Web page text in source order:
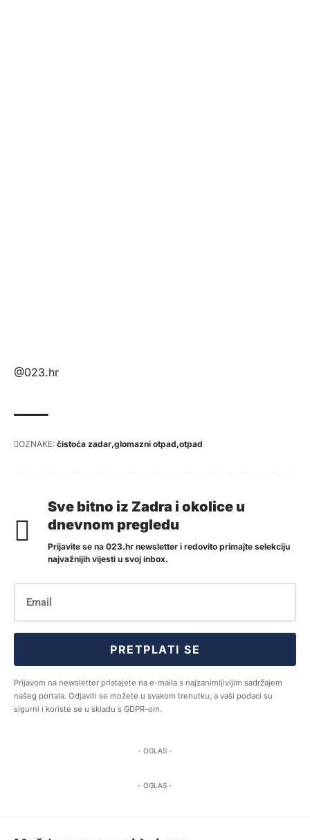
@023.hr
OZNAKE: čistoća zadar glomazni otpad otpad
Sve bitno iz Zadra i okolice u
dnevnom pregledu
Prijavite se na 023.hr newsletter i redovito primajte selekciju
najvažnijih vijesti u svoj inbox.
PRETPLATI SE
Prijavom na newsletter pristajete na e-maila s najzanimljivijim sadržajem
našeg portala. Odjaviti se možete u svakom trenutku, a vaši podaci su
sigurni i koriste se u skladu s GDPR-om.
- OGLAS -
- OGLAS -